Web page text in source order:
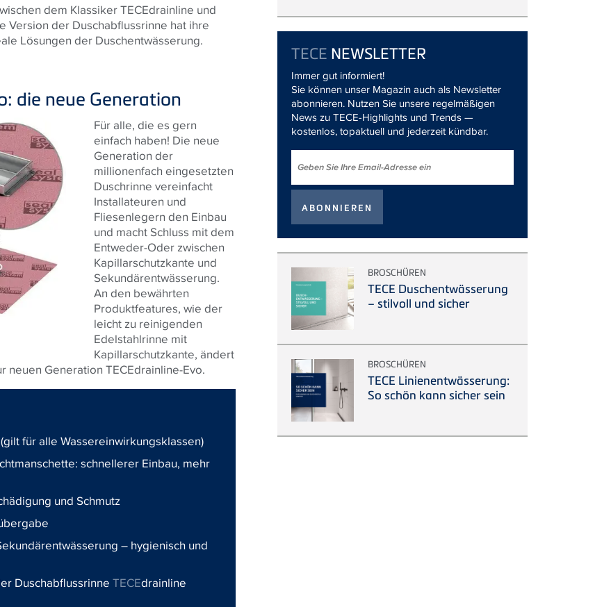
dem Klassiker TECEdrainline und
Version der Duschabflussrinne hat ihre
Lösungen der Duschentwässerung.
die neue Generation
Für alle, die es gern
einfach haben! Die neue
Generation der
millionenfach eingesetzten
Duschrinne vereinfacht
Installateuren und
Fliesenlegern den Einbau
und macht Schluss mit dem
Entweder-Oder zwischen
Kapillarschutzkante und
Sekundärentwässerung.
An den bewährten
Produktfeatures, wie der
leicht zu reinigenden
Edelstahlrinne mit
Kapillarschutzkante, ändert
neuen Generation TECEdrainline-Evo.
für alle Wassereinwirkungsklassen)
schnellerer Einbau, mehr
und Schmutz
– hygienisch und
DuschabflussrinneTECEdrainline
TECE NEWSLETTER
Immer gut informiert!
Sie können unser Magazin auch als Newsletter
abonnieren. Nutzen Sie unsere regelmäßigen
News zu TECE-Highlights und Trends —
kostenlos, topaktuell und jederzeit kündbar.
BROSCHÜREN
TECE Duschentwässerung
– stilvoll und sicher
BROSCHÜREN
TECE Linienentwässerung:
So schön kann sicher sein